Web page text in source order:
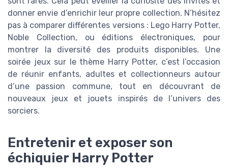
donner envie d’enrichir leur propre collection. N’hésitez
pas à comparer différentes versions : Lego Harry Potter,
Noble Collection, ou éditions électroniques, pour
montrer la diversité des produits disponibles. Une
soirée jeux sur le thème Harry Potter, c’est l’occasion
de réunir enfants, adultes et collectionneurs autour
d’une passion commune, tout en découvrant de
nouveaux jeux et jouets inspirés de l’univers des
sorciers.
Entretenir et exposer son
échiquier Harry Potter